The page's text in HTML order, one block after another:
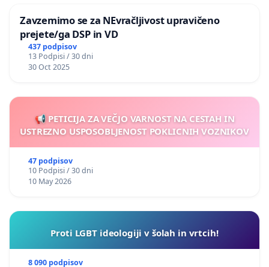
Zavzemimo se za NEvračljivost upravičeno
prejete/ga DSP in VD
437 podpisov
13 Podpisi / 30 dni
30 Oct 2025
📢 PETICIJA ZA VEČJO VARNOST NA CESTAH IN
USTREZNO USPOSOBLJENOST POKLICNIH VOZNIKOV
47 podpisov
10 Podpisi / 30 dni
10 May 2026
Proti LGBT ideologiji v šolah in vrtcih!
8 090 podpisov